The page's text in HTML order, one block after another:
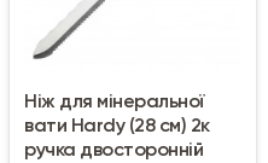
Ніж для мінеральної
вати Hardy (28 см) 2к
ручка двосторонній